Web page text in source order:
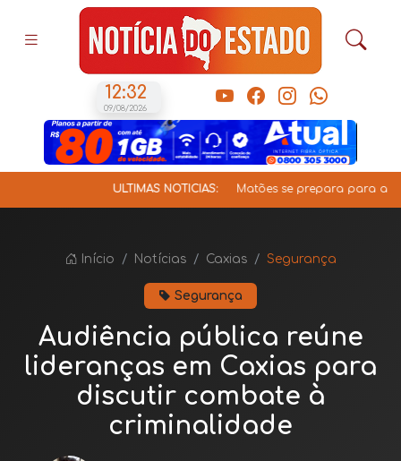
12:32
09/08/2026
ÚLTIMAS NOTÍCIAS: Matões se prepara para a V
Início Notícias Caxias Segurança
Segurança
Audiência pública reúne
lideranças em Caxias para
discutir combate à
criminalidade